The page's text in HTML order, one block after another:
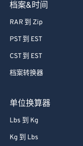
档案&时间
RAR 到 Zip
PST 到 EST
CST 到 EST
档案转换器
单位换算器
Lbs 到 Kg
Kg 到 Lbs